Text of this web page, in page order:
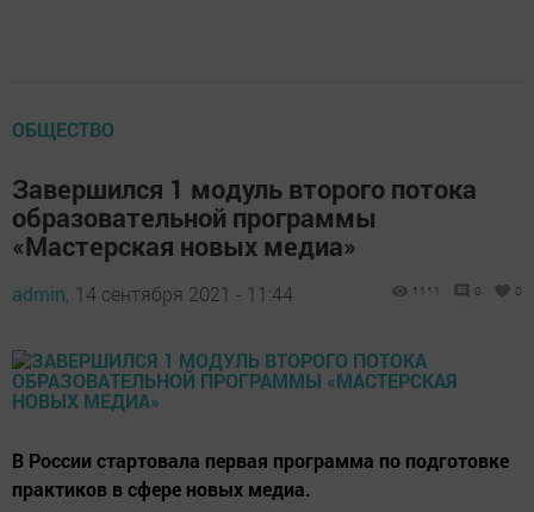
ОБЩЕСТВО
Завершился 1 модуль второго потока
образовательной программы
«Мастерская новых медиа»
admin, 14 сентября 2021 - 11:44 1111 0 0
В России стартовала первая программа по подготовке
практиков в сфере новых медиа.